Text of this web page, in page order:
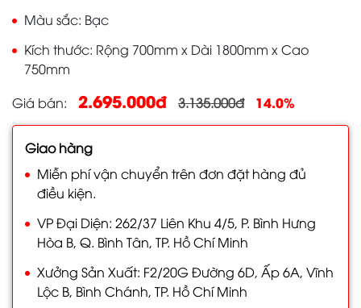
Màu sắc Bạc
Kích thước Rộng 700mm x Dài 1800mm x Cao
750mm
Giá bán
2.695.000đ 3.135.000đ 14.0%
Giao hàng
Miễn phí vận chuyển trên đơn đặt hàng đủ
điều kiện.
VP Đại Diện: 262/37 Liên Khu 4/5, P. Bình Hưng
Hòa B, Q. Bình Tân, TP. Hồ Chí Minh
Xưởng Sản Xuất: F2/20G Đường 6D, Ấp 6A, Vĩnh
Lộc B, Bình Chánh, TP. Hồ Chí Minh